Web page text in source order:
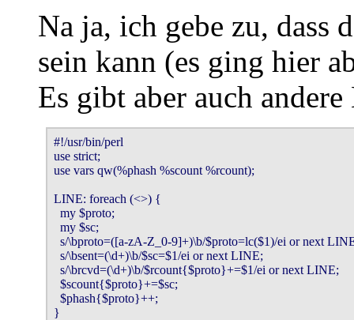
Na ja, ich gebe zu, dass
sein kann (es ging hier
Es gibt aber auch
#!/usr/bin/perl
use strict;
use vars qw(%phash %scount %rcount);
LINE: foreach (<>) {
  my $proto;
  my $sc;
s/\bproto=([a-zA-Z_0-9]+)\b/$proto=lc($1)/ei or next
  s/\bsent=(\d+)\b/$sc=$1/ei or next LINE;
  s/\brcvd=(\d+)\b/$rcount{$proto}+=$1/ei or next LINE;
  $scount{$proto}+=$sc;
  $phash{$proto}++;
}